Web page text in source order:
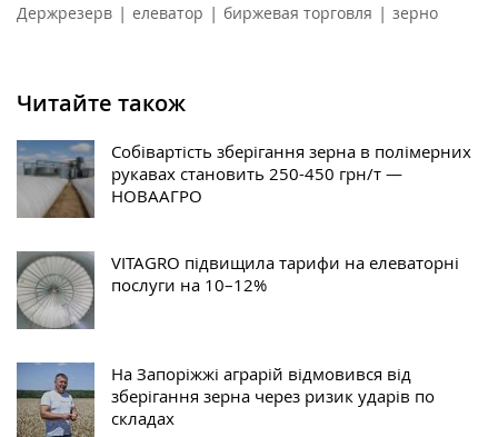
Держрезерв | елеватор | биржевая торговля | зерно
Читайте також
Собівартість зберігання зерна в полімерних
рукавах становить 250-450 грн/т —
НОВААГРО
VITAGRO підвищила тарифи на елеваторні
послуги на 10–12%
На Запоріжжі аграрій відмовився від
зберігання зерна через ризик ударів по
складах